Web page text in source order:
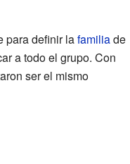
para definir lafamiliade
a todo el grupo. Con
ser el mismo